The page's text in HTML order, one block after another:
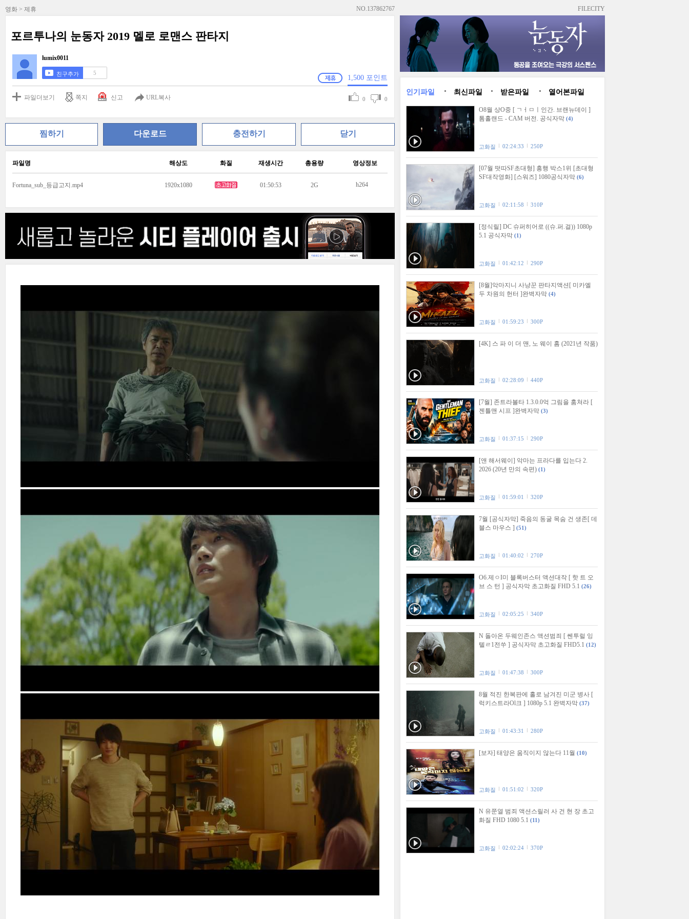
영화 > 제휴 NO.137862767
포르투나의 눈동자 2019 멜로 로맨스 판타지
lumix0011
친구추가 5
1,500 포인트
파일더보기 쪽지 신고 URL복사 0 0
찜하기 다운로드 충전하기 닫기
파일명 해상도 화질 재생시간 총용량 영상정보
Fortuna_sub_등급고지.mp4 1920x1080 01:50:53 2G h264
FILECITY
인기파일 최신파일 받은파일 열어본파일
O8월 상O중 [ ㄱㅓㅁㅣ인간. 브랜뉴데이 ]
톰홀랜드 - CAM 버전. 공식자막 (4)
고화질 02:24:33 250P
[07월 떳따SF초대형] 흥행 박스1위 [초대형
SF대작영화] [스워즈] 1080공식자막 (6)
고화질 02:11:58 310P
[정식릴] DC 슈퍼히어로 ((슈.퍼.걸)) 1080p
5.1 공식자막 (1)
고화질 01:42:12 290P
[8월]악마지니 사냥꾼 판타지액션[ 미카엘
두 차원의 헌터 ]완벽자막 (4)
고화질 01:59:23 300P
[4K] 스 파 이 더 맨, 노 웨이 홈 (2021년 작품)
고화질 02:28:09 440P
[7월] 존트라볼타 1.3.0.0억 그림을 훔쳐라 [
젠틀맨 시프 ]완벽자막 (3)
고화질 01:37:15 290P
[앤 해서웨이] 악마는 프라다를 입는다 2.
2026 (20년 만의 속편) (1)
고화질 01:59:01 320P
7월 [공식자막] 죽음의 동굴 목숨 건 생존[ 데
블스 마우스 ] (51)
고화질 01:40:02 270P
O6.제ㅇI미 블록버스터 액션대작 [ 핫 트 오
브 스 턴 ] 공식자막 초고화질 FHD 5.1 (26)
고화질 02:05:25 340P
N 돌아온 두웨인존스 액션범죄 [ 쎈투럴 잉
텔ㄹ1전쑤 ] 공식자막 초고화질 FHD5.1 (12)
고화질 01:47:38 300P
8월 적진 한복판에 홀로 남겨진 미군 병사 [
럭키스트라Ol크 ] 1080p 5.1 완벽자막 (37)
고화질 01:43:31 280P
[보자] 태양은 움직이지 않는다 11월 (10)
고화질 01:51:02 320P
N 유쭌열 범죄 액션스릴러 사 건 현 장 초고
화질 FHD 1080 5.1 (11)
고화질 02:02:24 370P